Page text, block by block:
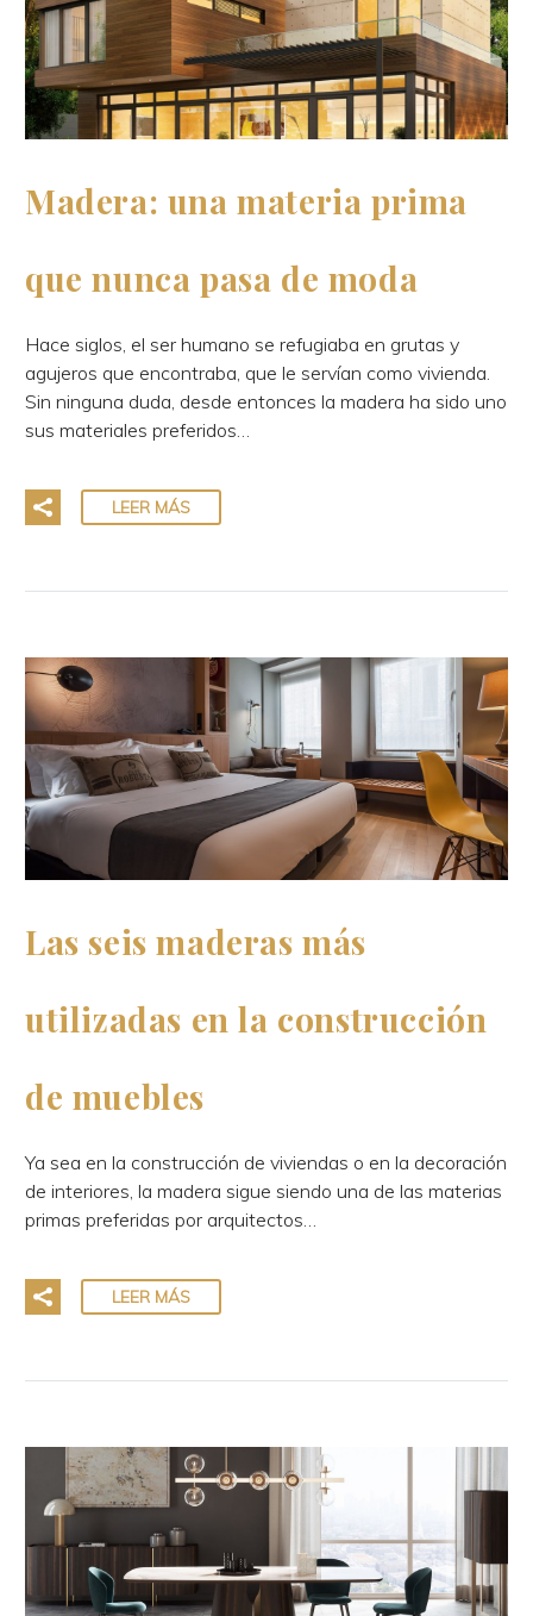
Madera: una materia prima
que nunca pasa de moda
Hace siglos, el ser humano se refugiaba en grutas y
agujeros que encontraba, que le servían como vivienda.
Sin ninguna duda, desde entonces la madera ha sido uno
sus materiales preferidos…
LEER MÁS
Las seis maderas más
utilizadas en la construcción
de muebles
Ya sea en la construcción de viviendas o en la decoración
de interiores, la madera sigue siendo una de las materias
primas preferidas por arquitectos…
LEER MÁS